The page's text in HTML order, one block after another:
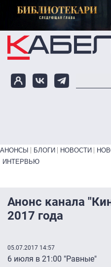
Перейти к основному
Primary links bottom
АНОНСЫ БЛОГИ НОВОСТИ
ИНТЕРВЬЮ
Анонс канала
2017 года
05.07.2017 14:57
6 июля в 21:00 "Равные"